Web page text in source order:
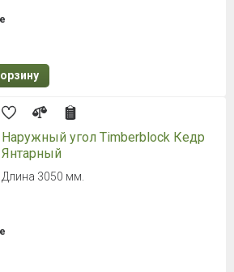
Наружный угол Timberblock Кедр
Янтарный
Длина 3050 мм.